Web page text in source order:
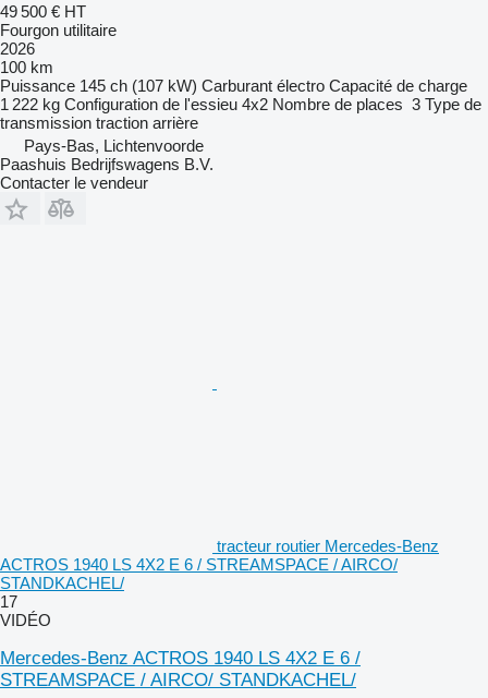
49 500 € HT
Fourgon utilitaire
2026
100 km
Puissance 145 ch (107 kW) Carburant électro Capacité de charge
1 222 kg Configuration de l'essieu 4x2 Nombre de places 3 Type de
transmission traction arrière
Pays-Bas, Lichtenvoorde
Paashuis Bedrijfswagens B.V.
Contacter le vendeur
tracteur routier Mercedes-Benz
ACTROS 1940 LS 4X2 E 6 / STREAMSPACE / AIRCO/
STANDKACHEL/
17
VIDÉO
Mercedes-Benz ACTROS 1940 LS 4X2 E 6 /
STREAMSPACE / AIRCO/ STANDKACHEL/